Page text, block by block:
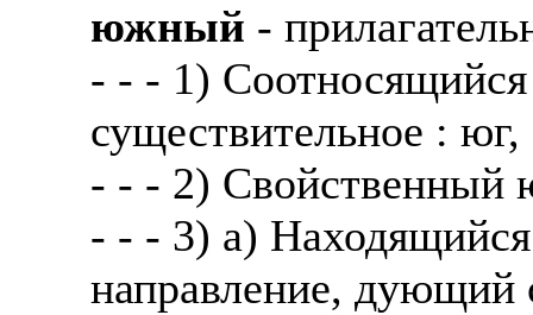
южный -
- - - 1)
существительное :
- - - 2) Свойственный
- - - 3) а)
направление, дующий